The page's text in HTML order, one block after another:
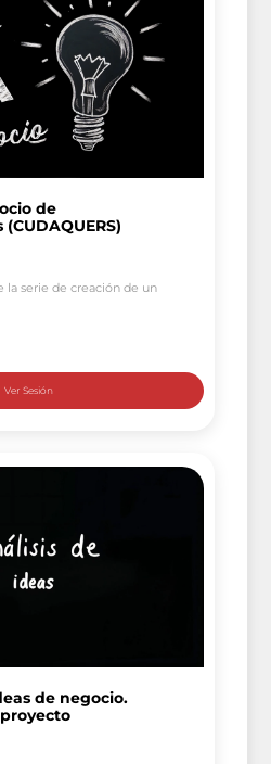
de
la serie de creación de un
de negocio.